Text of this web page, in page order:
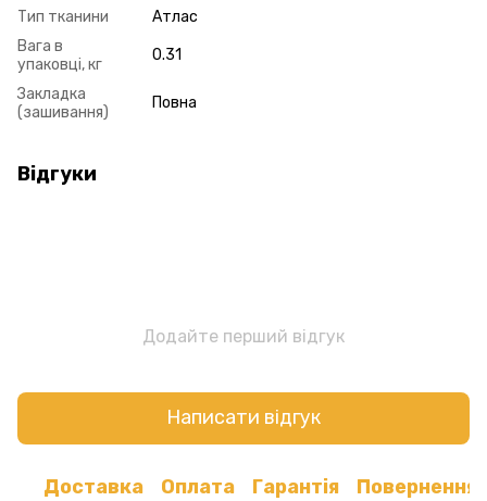
Тип тканини
Атлас
Вага в
упаковці, кг
0.31
Закладка
(зашивання)
Повна
Відгуки
Додайте перший відгук
Написати відгук
Доставка Оплата Гарантія Повернення